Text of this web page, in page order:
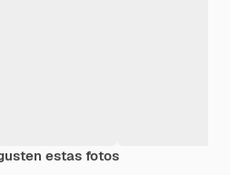
estas fotos